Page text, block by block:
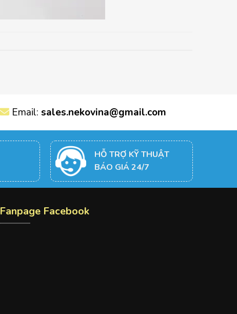
Email: sales.nekovina@gmail.com
HỖ TRỢ KỸ THUẬT
BÁO GIÁ 24/7
Fanpage Facebook